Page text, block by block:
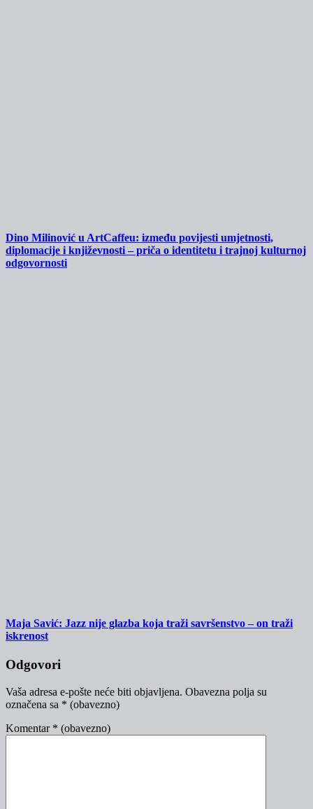
Dino Milinović u ArtCaffeu: između povijesti umjetnosti,
diplomacije i književnosti – priča o identitetu i trajnoj kulturnoj
odgovornosti
Maja Savić: Jazz nije glazba koja traži savršenstvo – on traži
iskrenost
Odgovori
Vaša adresa e-pošte neće biti objavljena. Obavezna polja su
označena sa * (obavezno)
Komentar * (obavezno)